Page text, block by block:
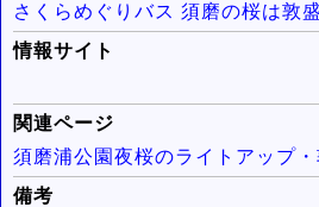
さくらめぐりバス 須磨の桜は敦
情報サイト
関連ページ
須磨浦公園夜桜のライトアップ・
備考